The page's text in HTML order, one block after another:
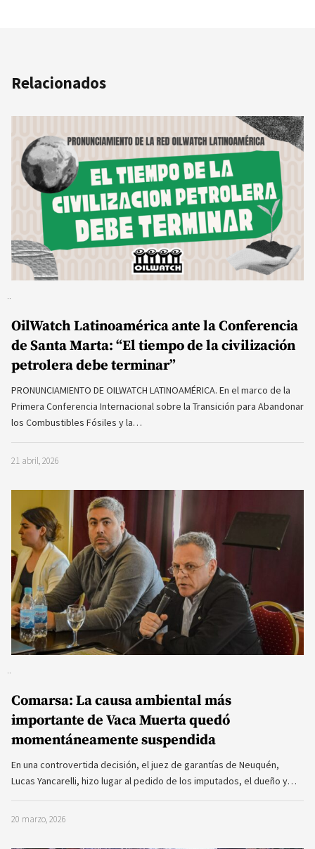
Relacionados
OilWatch Latinoamérica ante la Conferencia
de Santa Marta: “El tiempo de la civilización
petrolera debe terminar”
PRONUNCIAMIENTO DE OILWATCH LATINOAMÉRICA. En el marco de la
Primera Conferencia Internacional sobre la Transición para Abandonar
los Combustibles Fósiles y la…
21 abril, 2026
Comarsa: La causa ambiental más
importante de Vaca Muerta quedó
momentáneamente suspendida
En una controvertida decisión, el juez de garantías de Neuquén,
Lucas Yancarelli, hizo lugar al pedido de los imputados, el dueño y…
20 marzo, 2026